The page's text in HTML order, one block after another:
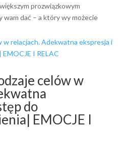
prozwiązkowym
wam dać – a który wy możecie
celów w
do
EMOCJE I